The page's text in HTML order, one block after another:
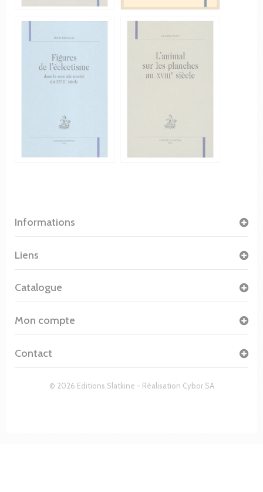
Informations
© 2026 Editions Slatkine - Réalisation Cybor SA
Liens
Catalogue
Mon compte
Contact